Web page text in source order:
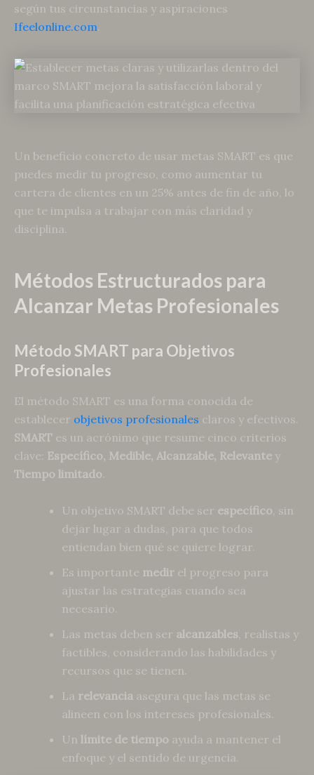
según tus circunstancias y aspiraciones
Ifeelonline.com
Un beneficio concreto de usar metas SMART es que
puedes medir tu progreso, como aumentar tu
cartera de clientes en un 25% antes de fin de año, lo
que te impulsa a trabajar con más claridad y
disciplina.
Métodos Estructurados para
Alcanzar Metas Profesionales
Método SMART para Objetivos
Profesionales
El método SMART es una forma conocida de
establecer objetivos profesionales claros y efectivos.
SMART es un acrónimo que resume cinco criterios
clave: Específico, Medible, Alcanzable, Relevante y
Tiempo limitado.
Un objetivo SMART debe ser específico , sin
dejar lugar a dudas, para que todos
entiendan bien qué se quiere lograr.
Es importante medir el progreso para
ajustar las estrategias cuando sea
necesario.
Las metas deben ser alcanzables , realistas y
factibles, considerando las habilidades y
recursos que se tienen.
La relevancia asegura que las metas se
alineen con los intereses profesionales.
Un límite de tiempo ayuda a mantener el
enfoque y el sentido de urgencia.